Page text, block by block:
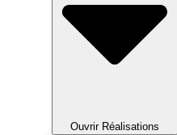
Ouvrir Réalisations